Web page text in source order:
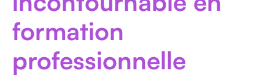
E-
formation
professionnelle